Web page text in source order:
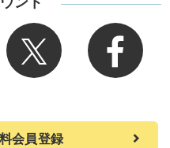
会員登録